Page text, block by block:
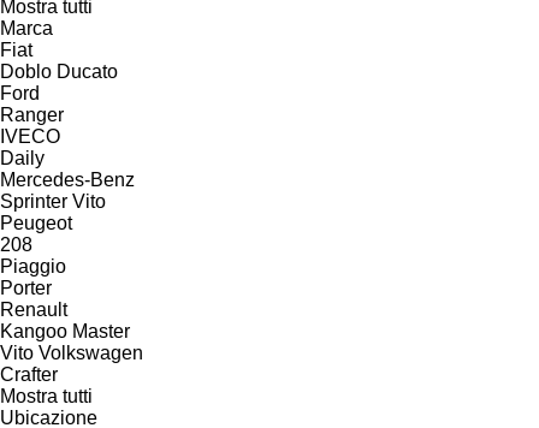
Mostra tutti
Marca
Fiat
Doblo Ducato
Ford
Ranger
IVECO
Daily
Mercedes-Benz
Sprinter Vito
Peugeot
208
Piaggio
Porter
Renault
Kangoo Master
Vito Volkswagen
Crafter
Mostra tutti
Ubicazione